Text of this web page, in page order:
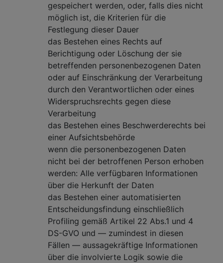
gespeichert werden, oder, falls dies nicht
möglich ist, die Kriterien für die
Festlegung dieser Dauer
das Bestehen eines Rechts auf
Berichtigung oder Löschung der sie
betreffenden personenbezogenen Daten
oder auf Einschränkung der Verarbeitung
durch den Verantwortlichen oder eines
Widerspruchsrechts gegen diese
Verarbeitung
das Bestehen eines Beschwerderechts bei
einer Aufsichtsbehörde
wenn die personenbezogenen Daten
nicht bei der betroffenen Person erhoben
werden: Alle verfügbaren Informationen
über die Herkunft der Daten
das Bestehen einer automatisierten
Entscheidungsfindung einschließlich
Profiling gemäß Artikel 22 Abs.1 und 4
DS-GVO und — zumindest in diesen
Fällen — aussagekräftige Informationen
über die involvierte Logik sowie die